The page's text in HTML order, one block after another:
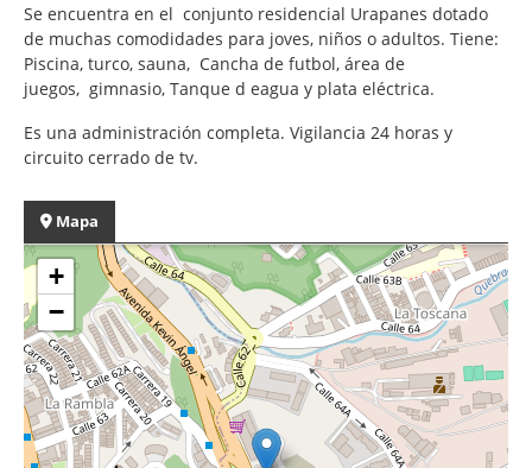
Se encuentra en el conjunto residencial Urapanes dotado
de muchas comodidades para joves, niños o adultos. Tiene:
Piscina, turco, sauna, Cancha de futbol, área de
juegos, gimnasio, Tanque d eagua y plata eléctrica.
Es una administración completa. Vigilancia 24 horas y
circuito cerrado de tv.
Mapa
+
−